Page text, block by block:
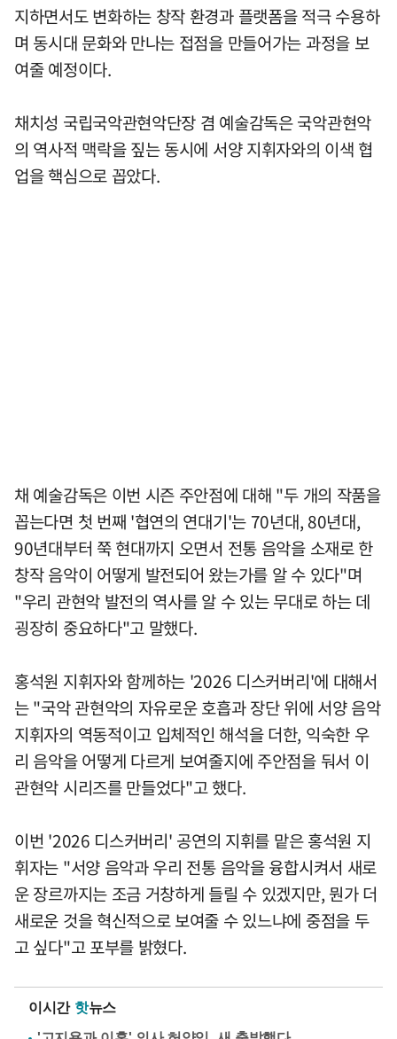
지하면서도 변화하는 창작 환경과 플랫폼을 적극 수용하
며 동시대 문화와 만나는 접점을 만들어가는 과정을 보
여줄 예정이다.
채치성 국립국악관현악단장 겸 예술감독은 국악관현악
의 역사적 맥락을 짚는 동시에 서양 지휘자와의 이색 협
업을 핵심으로 꼽았다.
채 예술감독은 이번 시즌 주안점에 대해 "두 개의 작품을
꼽는다면 첫 번째 '협연의 연대기'는 70년대, 80년대,
90년대부터 쭉 현대까지 오면서 전통 음악을 소재로 한
창작 음악이 어떻게 발전되어 왔는가를 알 수 있다"며
"우리 관현악 발전의 역사를 알 수 있는 무대로 하는 데
굉장히 중요하다"고 말했다.
홍석원 지휘자와 함께하는 '2026 디스커버리'에 대해서
는 "국악 관현악의 자유로운 호흡과 장단 위에 서양 음악
지휘자의 역동적이고 입체적인 해석을 더한, 익숙한 우
리 음악을 어떻게 다르게 보여줄지에 주안점을 둬서 이
관현악 시리즈를 만들었다"고 했다.
이번 '2026 디스커버리' 공연의 지휘를 맡은 홍석원 지
휘자는 "서양 음악과 우리 전통 음악을 융합시켜서 새로
운 장르까지는 조금 거창하게 들릴 수 있겠지만, 뭔가 더
새로운 것을 혁신적으로 보여줄 수 있느냐에 중점을 두
고 싶다"고 포부를 밝혔다.
이시간 핫뉴스